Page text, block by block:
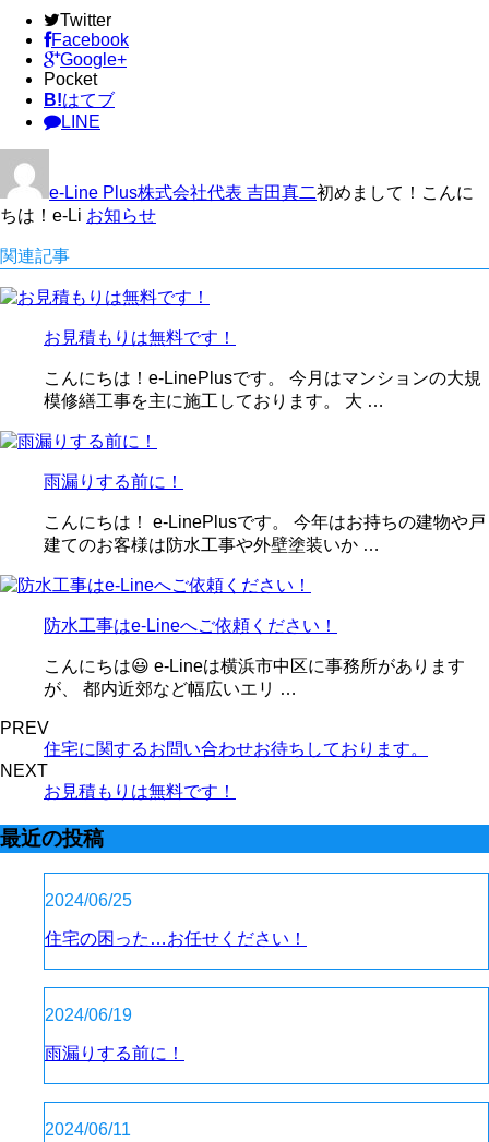
Twitter
Facebook
Google+
Pocket
B!はてブ
LINE
e-Line Plus株式会社代表 吉田真二初めまして！こんに
ちは！e-Li お知らせ
関連記事
お見積もりは無料です！
こんにちは！e-LinePlusです。 今月はマンションの大規
模修繕工事を主に施工しております。 大 …
雨漏りする前に！
こんにちは！ e-LinePlusです。 今年はお持ちの建物や戸
建てのお客様は防水工事や外壁塗装いか …
防水工事はe-Lineへご依頼ください！
こんにちは😃 e-Lineは横浜市中区に事務所があります
が、 都内近郊など幅広いエリ …
PREV
住宅に関するお問い合わせお待ちしております。
NEXT
お見積もりは無料です！
最近の投稿
2024/06/25
住宅の困った…お任せください！
2024/06/19
雨漏りする前に！
2024/06/11